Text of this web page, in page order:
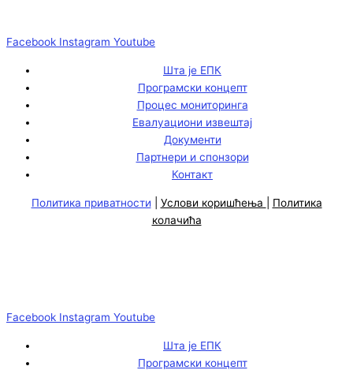
Facebook Instagram Youtube
Шта је ЕПК
Програмски концепт
Процес мониторинга
Евалуациони извештај
Документи
Партнери и спонзори
Контакт
Политика приватности Услови коришћења
Политика
колачића
Facebook Instagram Youtube
Шта је ЕПК
Програмски концепт